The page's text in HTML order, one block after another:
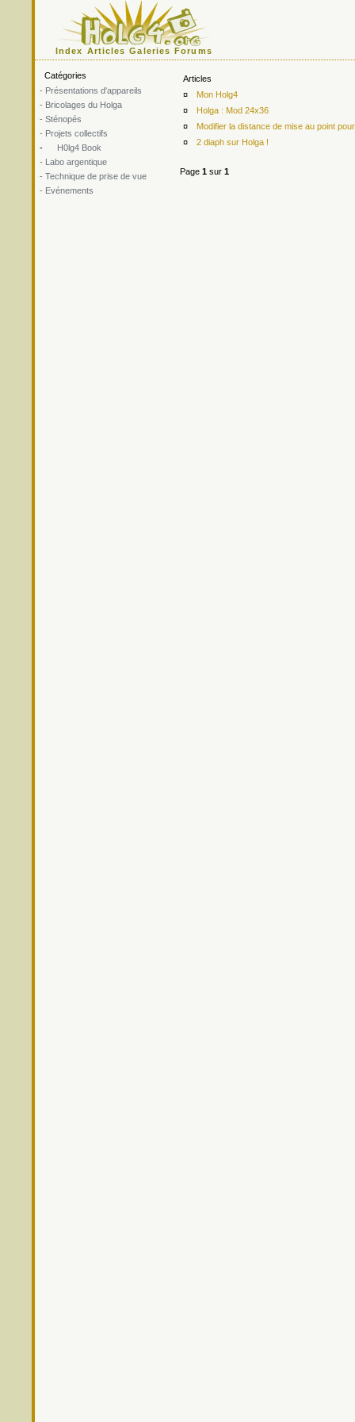
Index Articles Galeries Forums
Catégories
- Présentations d'appareils
- Bricolages du Holga
- Sténopés
- Projets collectifs
-
H0lg4 Book
- Labo argentique
- Technique de prise de vue
- Evénements
Articles
¤
Mon Holg4
¤
Holga : Mod 24x36
¤
Modifier la distance de mise au point
¤
2 diaph sur Holga !
Page 1 sur 1